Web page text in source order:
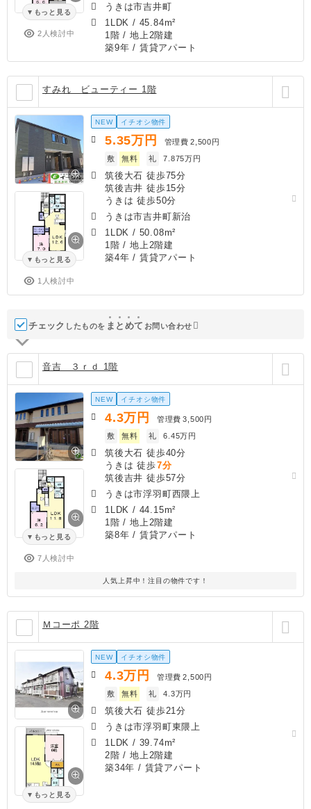
もっと見る
2人検討中
うきは市吉井町
1LDK / 45.84m²
1階 / 地上2階建
築9年 / 賃貸アパート
すみれ ビューティー 1階
もっと見る
1人検討中
NEW イチオシ物件
5.35万円 管理費 2,500円
敷
無料 礼 7.875万円
筑後大石 徒歩75分
筑後吉井 徒歩15分
うきは 徒歩50分
うきは市吉井町新治
1LDK / 50.08m²
1階 / 地上2階建
築4年 / 賃貸アパート
チェック したものを ま と めて お問い合わせ
音吉 ３ｒｄ 1階
もっと見る
7人検討中
NEW イチオシ物件
4.3万円 管理費 3,500円
敷
無料 礼 6.45万円
筑後大石 徒歩40分
うきは 徒歩7分
筑後吉井 徒歩57分
うきは市浮羽町西隈上
1LDK / 44.15m²
1階 / 地上2階建
築8年 / 賃貸アパート
人気上昇中！注目の物件です！
Ｍコーポ 2階
もっと見る
NEW イチオシ物件
4.3万円 管理費 2,500円
敷
無料 礼 4.3万円
筑後大石 徒歩21分
うきは市浮羽町東隈上
1LDK / 39.74m²
2階 / 地上2階建
築34年 / 賃貸アパート